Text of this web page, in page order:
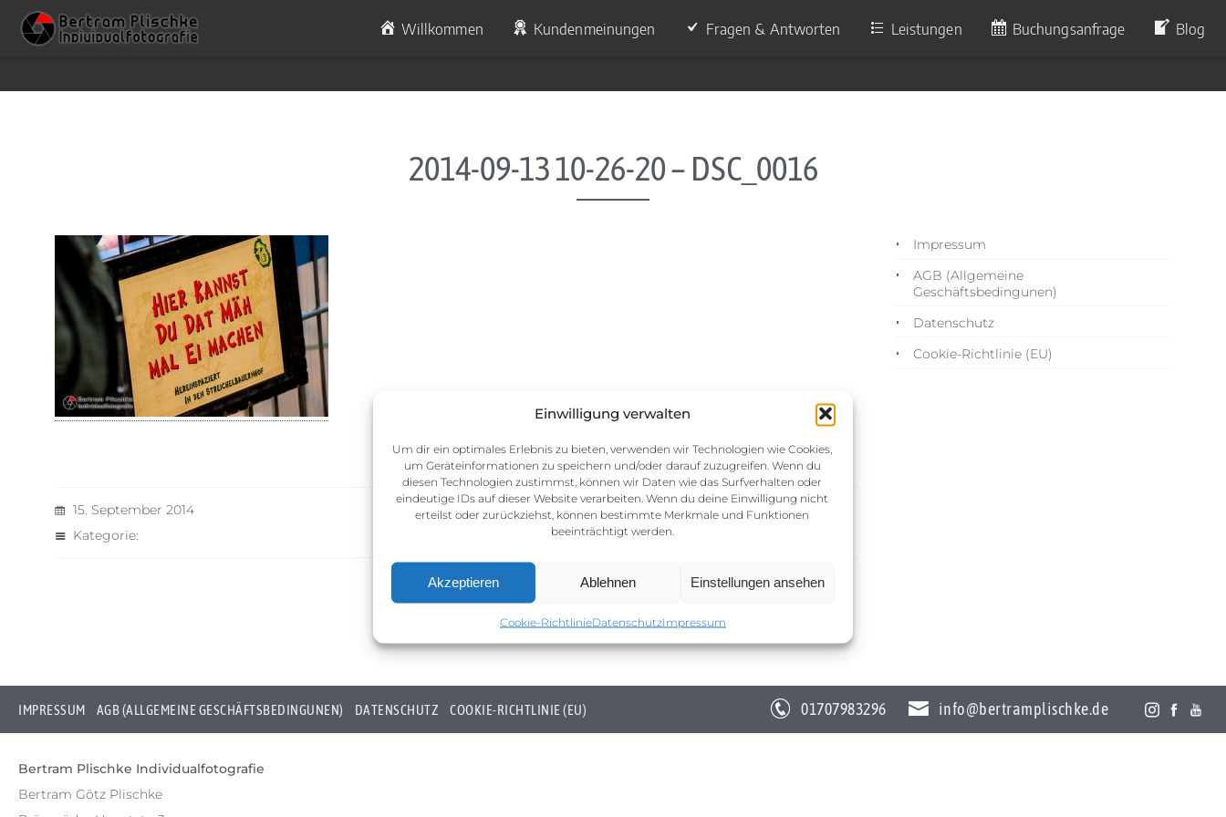
Einwilligung verwalten
Um dir ein optimales Erlebnis zu bieten, verwenden wir Technologien wie Cookies,
um Geräteinformationen zu speichern und/oder darauf zuzugreifen. Wenn du
diesen Technologien zustimmst, können wir Daten wie das Surfverhalten oder
eindeutige IDs auf dieser Website verarbeiten. Wenn du deine Einwilligung nicht
erteilst oder zurückziehst, können bestimmte Merkmale und Funktionen
beeinträchtigt werden.
Akzeptieren Ablehnen Einstellungen ansehen
Cookie-RichtlinieDatenschutzImpressum
Skip to content Willkommen Kundenmeinungen Fragen & Antworten Leistungen Buchungsanfrage Blog
2014-09-13 10-26-20 – DSC_0016
15. September 2014
Kategorie:
Impressum
AGB (Allgemeine
Geschäftsbedingunen)
Datenschutz
Cookie-Richtlinie (EU)
IMPRESSUM AGB (ALLGEMEINE GESCHÄFTSBEDINGUNEN) DATENSCHUTZ COOKIE-RICHTLINIE (EU) 01707983296 info@bertramplischke.de
Bertram Plischke Individualfotografie
Bertram Götz Plischke